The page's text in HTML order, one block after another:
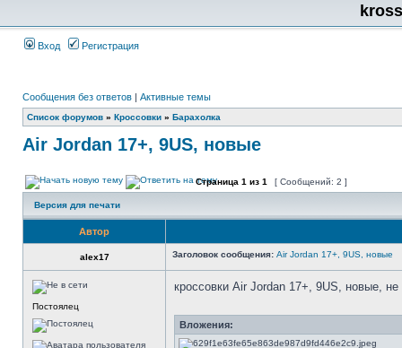
Вход Регистрация
Сообщения без ответов | Активные темы
Список форумов » Кроссовки » Барахолка
Air Jordan 17+, 9US, новые
Страница 1 из 1 [ Сообщений: 2 ]
Версия для печати
Автор
alex17 Заголовок сообщения: Air Jordan 17+, 9US, новые
Постоялец
кроссовки Air Jordan 17+, 9US, новые,
Вложения: